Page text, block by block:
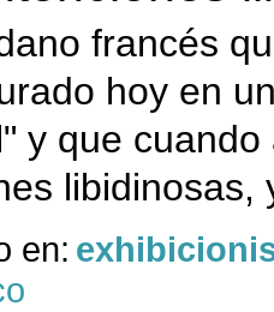
francés
hoy en
y que
en: